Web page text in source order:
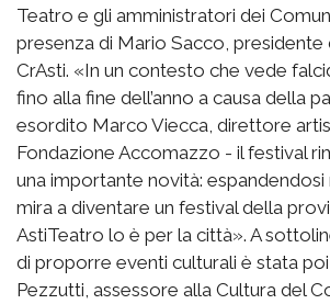
Teatro e gli amministratori dei
presenza di Mario Sacco, presidente
CrAsti. «In un contesto che vede
fino alla fine dell’anno a causa della
esordito Marco Viecca, direttore
Fondazione Accomazzo - il festival
una importante novità: espandendosi
mira a diventare un festival della
AstiTeatro lo è per la città». A
di proporre eventi culturali è stata
Pezzutti, assessore alla Cultura del